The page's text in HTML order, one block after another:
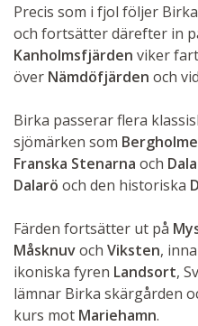
Precis som i fjol följer
och fortsätter därefter in
Kanholmsfjärden viker
över Nämdöfjärden och
Birka passerar flera
sjömärken som
Franska Stenarna och
Dalarö och den historiska
Färden fortsätter ut på
Måsknuvoch Viksten,
ikoniska fyren Landsort,
lämnar Birka skärgården
kurs mot Mariehamn.